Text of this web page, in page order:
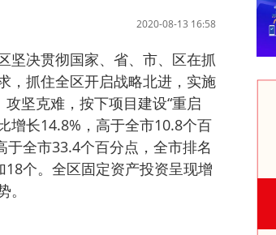
2020-08-13 16:58
坚决贯彻国家、省、市、区在抓
，抓住全区开启战略北进，实施
坚克难，按下项目建设“重启
增长14.8%，高于全市10.8个百
全市33.4个百分点，全市排名
个。全区固定资产投资呈现增